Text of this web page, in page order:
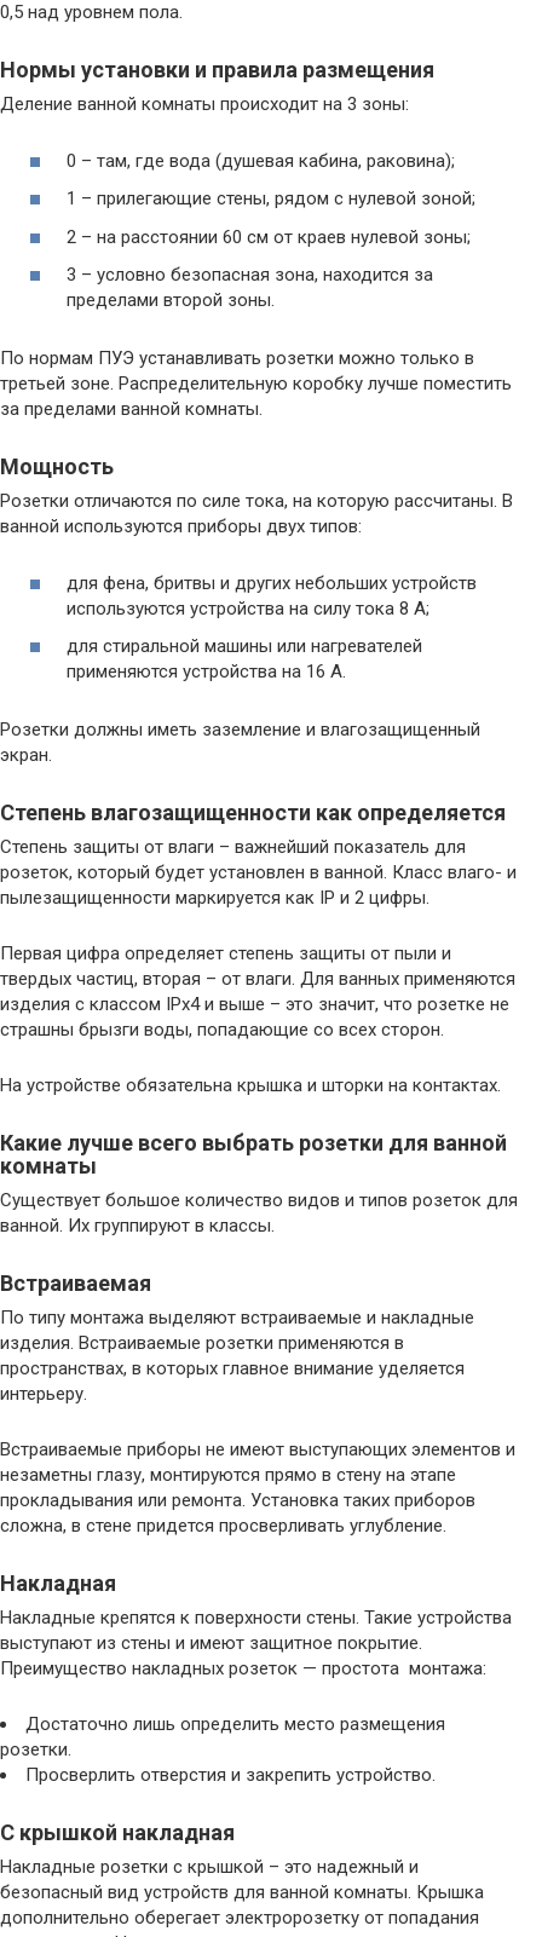
0,5 над уровнем пола.
Нормы установки и правила размещения
Деление ванной комнаты происходит на 3 зоны:
0 – там, где вода (душевая кабина, раковина);
1 – прилегающие стены, рядом с нулевой зоной;
2 – на расстоянии 60 см от краев нулевой зоны;
3 – условно безопасная зона, находится за
пределами второй зоны.
По нормам ПУЭ устанавливать розетки можно только в
третьей зоне. Распределительную коробку лучше поместить
за пределами ванной комнаты.
Мощность
Розетки отличаются по силе тока, на которую рассчитаны. В
ванной используются приборы двух типов:
для фена, бритвы и других небольших устройств
используются устройства на силу тока 8 А;
для стиральной машины или нагревателей
применяются устройства на 16 А.
Розетки должны иметь заземление и влагозащищенный
экран.
Степень влагозащищенности как определяется
Степень защиты от влаги – важнейший показатель для
розеток, который будет установлен в ванной. Класс влаго- и
пылезащищенности маркируется как IP и 2 цифры.
Первая цифра определяет степень защиты от пыли и
твердых частиц, вторая – от влаги. Для ванных применяются
изделия с классом IPx4 и выше – это значит, что розетке не
страшны брызги воды, попадающие со всех сторон.
На устройстве обязательна крышка и шторки на контактах.
Какие лучше всего выбрать розетки для ванной
комнаты
Существует большое количество видов и типов розеток для
ванной. Их группируют в классы.
Встраиваемая
По типу монтажа выделяют встраиваемые и накладные
изделия. Встраиваемые розетки применяются в
пространствах, в которых главное внимание уделяется
интерьеру.
Встраиваемые приборы не имеют выступающих элементов и
незаметны глазу, монтируются прямо в стену на этапе
прокладывания или ремонта. Установка таких приборов
сложна, в стене придется просверливать углубление.
Накладная
Накладные крепятся к поверхности стены. Такие устройства
выступают из стены и имеют защитное покрытие.
Преимущество накладных розеток — простота монтажа:
Достаточно лишь определить место размещения
розетки.
Просверлить отверстия и закрепить устройство.
С крышкой накладная
Накладные розетки с крышкой – это надежный и
безопасный вид устройств для ванной комнаты. Крышка
дополнительно оберегает электророзетку от попадания